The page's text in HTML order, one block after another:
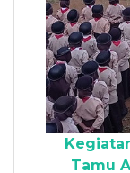
Tamu